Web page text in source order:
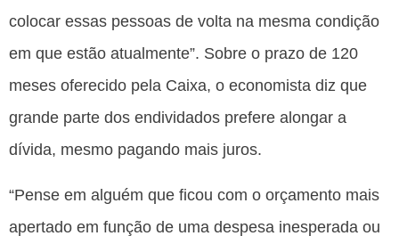
colocar essas pessoas de volta na mesma condição
em que estão atualmente”. Sobre o prazo de 120
meses oferecido pela Caixa, o economista diz que
grande parte dos endividados prefere alongar a
dívida, mesmo pagando mais juros.
“Pense em alguém que ficou com o orçamento mais
apertado em função de uma despesa inesperada ou